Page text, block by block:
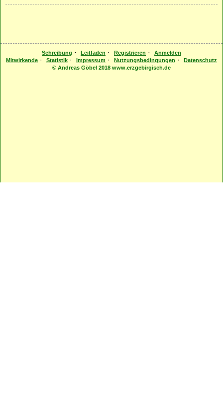
Schreibung · Leitfaden · Registrieren ·
Anmelden
Mitwirkende · Statistik · Impressum · Nutzungsbedingungen ·
Datenschutz
© Andreas Göbel 2018 www.erzgebirgisch.de